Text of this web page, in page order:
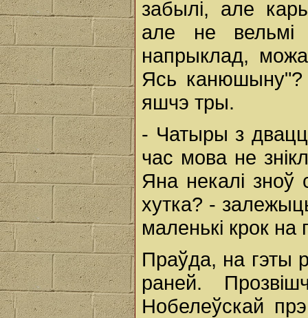
забылі, але
але не вельмі
напрыклад,
Ясь канюшыну"?
яшчэ тры.
- Чатыры з
час мова не
Яна некалі зноў
хутка? -
маленькі крок
Праўда, на гэты
раней.
Нобелеўскай